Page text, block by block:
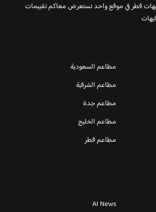
قطر في موقع واحد نستعرض معاكم تقييمات
مطاعم السعودية
مطاعم الشرقية
مطاعم جدة
مطاعم الخليج
مطاعم قطر
AI News